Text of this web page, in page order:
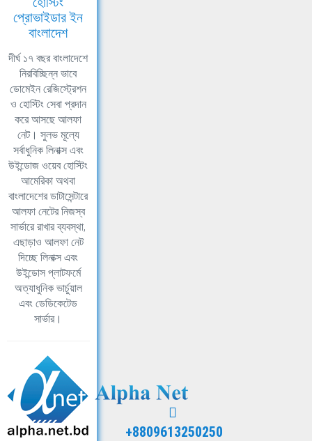
প্রোভাইডার ইন
বাংলাদেশ
দীর্ঘ ১৭ বছর বাংলাদেশে
নিরবিচ্ছিন্ন ভাবে
ডোমেইন রেজিস্ট্রেশন
ও হোস্টিং সেবা প্রদান
করে আসছে আলফা
নেট। সুলভ মূল্যে
সর্বাধুনিক লিনাক্স এবং
উইন্ডোজ ওয়েব হোস্টিং
আমেরিকা অথবা
বাংলাদেশের ডাটাসেন্টারে
আলফা নেটের নিজস্ব
সার্ভারে রাখার ব্যবস্থা,
এছাড়াও আলফা নেট
দিচ্ছে লিনাক্স এবং
উইন্ডোস প্লাটফর্মে
অত্যাধুনিক ভার্চুয়াল
এবং ডেডিকেটেড
সার্ভার।
+8809613250250